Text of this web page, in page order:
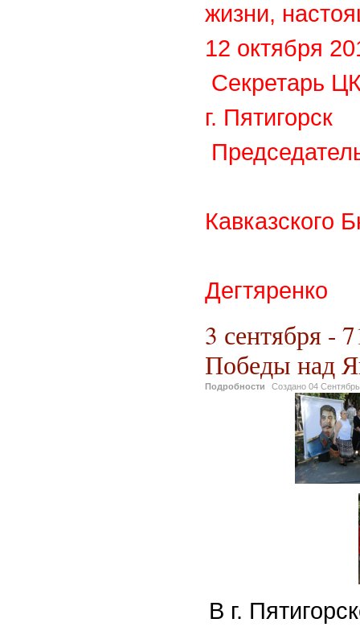
жизни,
12
Секретарь
г.
Кавказского
Дегтяренко
3 сентября -
Победы над
Подробности Создано 04
В г.